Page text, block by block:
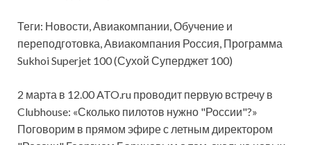
Теги: Новости, Авиакомпании, Обучение и
переподготовка, Авиакомпания Россия, Программа
Sukhoi Superjet 100 (Сухой Суперджет 100)
2 марта в 12.00 ATO.ru проводит первую встречу в
Clubhouse: «Сколько пилотов нужно "России"?»
Поговорим в прямом эфире с летным директором